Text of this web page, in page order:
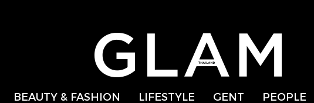
BEAUTY & FASHION LIFESTYLE GENT PEOPLE